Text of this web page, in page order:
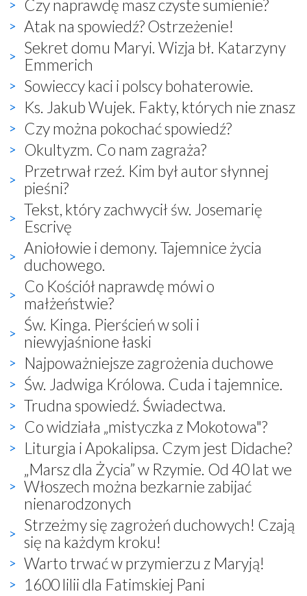
Czy naprawdę masz czyste sumienie?
Atak na spowiedź? Ostrzeżenie!
Sekret domu Maryi. Wizja bł. Katarzyny
Emmerich
Sowieccy kaci i polscy bohaterowie.
Ks. Jakub Wujek. Fakty, których nie znasz
Czy można pokochać spowiedź?
Okultyzm. Co nam zagraża?
Przetrwał rzeź. Kim był autor słynnej
pieśni?
Tekst, który zachwycił św. Josemarię
Escrivę
Aniołowie i demony. Tajemnice życia
duchowego.
Co Kościół naprawdę mówi o
małżeństwie?
Św. Kinga. Pierścień w soli i
niewyjaśnione łaski
Najpoważniejsze zagrożenia duchowe
Św. Jadwiga Królowa. Cuda i tajemnice.
Trudna spowiedź. Świadectwa.
Co widziała „mistyczka z Mokotowa"?
Liturgia i Apokalipsa. Czym jest Didache?
„Marsz dla Życia” w Rzymie. Od 40 lat we
Włoszech można bezkarnie zabijać
nienarodzonych
Strzeżmy się zagrożeń duchowych! Czają
się na każdym kroku!
Warto trwać w przymierzu z Maryją!
1600 lilii dla Fatimskiej Pani